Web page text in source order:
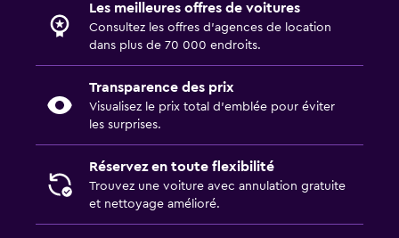
Les meilleures offres de voitures
Consultez les offres d’agences de location
dans plus de 70 000 endroits.
Transparence des prix
Visualisez le prix total d’emblée pour éviter
les surprises.
Réservez en toute flexibilité
Trouvez une voiture avec annulation gratuite
et nettoyage amélioré.